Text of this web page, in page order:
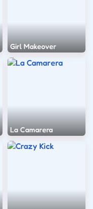
Girl Makeover
La Camarera